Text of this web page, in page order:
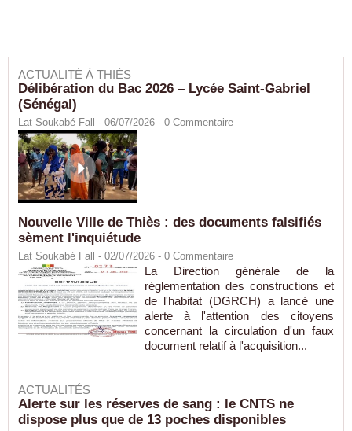
ACTUALITÉ À THIÈS
Délibération du Bac 2026 – Lycée Saint-Gabriel
(Sénégal)
Lat Soukabé Fall - 06/07/2026 - 0 Commentaire
Nouvelle Ville de Thiès : des documents falsifiés
sèment l'inquiétude
Lat Soukabé Fall - 02/07/2026 - 0 Commentaire
La Direction générale de la
réglementation des constructions et
de l'habitat (DGRCH) a lancé une
alerte à l'attention des citoyens
concernant la circulation d'un faux
document relatif à l'acquisition...
ACTUALITÉS
Alerte sur les réserves de sang : le CNTS ne
dispose plus que de 13 poches disponibles